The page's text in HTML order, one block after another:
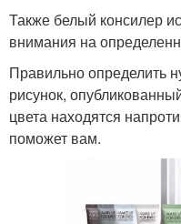
Также белый консилер
внимания на
Правильно определить
рисунок,
цвета находятся
поможет вам.